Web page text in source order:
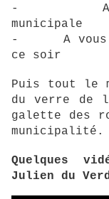
- Aux
municipale
- A vous
ce soir
Puis tout le
du verre de
galette des
municipalité.
Quelques
Julien du